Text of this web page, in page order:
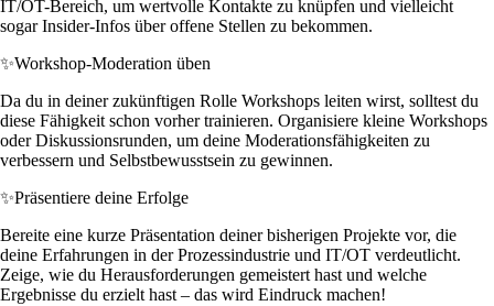
IT/OT-Bereich, um wertvolle Kontakte zu knüpfen und vielleicht
sogar Insider-Infos über offene Stellen zu bekommen.
✨Workshop-Moderation üben
Da du in deiner zukünftigen Rolle Workshops leiten wirst, solltest du
diese Fähigkeit schon vorher trainieren. Organisiere kleine Workshops
oder Diskussionsrunden, um deine Moderationsfähigkeiten zu
verbessern und Selbstbewusstsein zu gewinnen.
✨Präsentiere deine Erfolge
Bereite eine kurze Präsentation deiner bisherigen Projekte vor, die
deine Erfahrungen in der Prozessindustrie und IT/OT verdeutlicht.
Zeige, wie du Herausforderungen gemeistert hast und welche
Ergebnisse du erzielt hast – das wird Eindruck machen!